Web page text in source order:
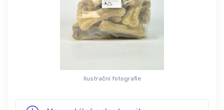
Ilustrační fotografie